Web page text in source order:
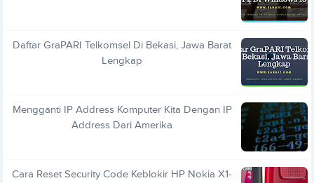
Daftar GraPARI Telkomsel Di Bekasi, Jawa Barat
Lengkap
Mengganti IP Address Komputer Kita Dengan IP
Address Dari Amerika
Cara Reset Security Code Keblokir HP Nokia X1-